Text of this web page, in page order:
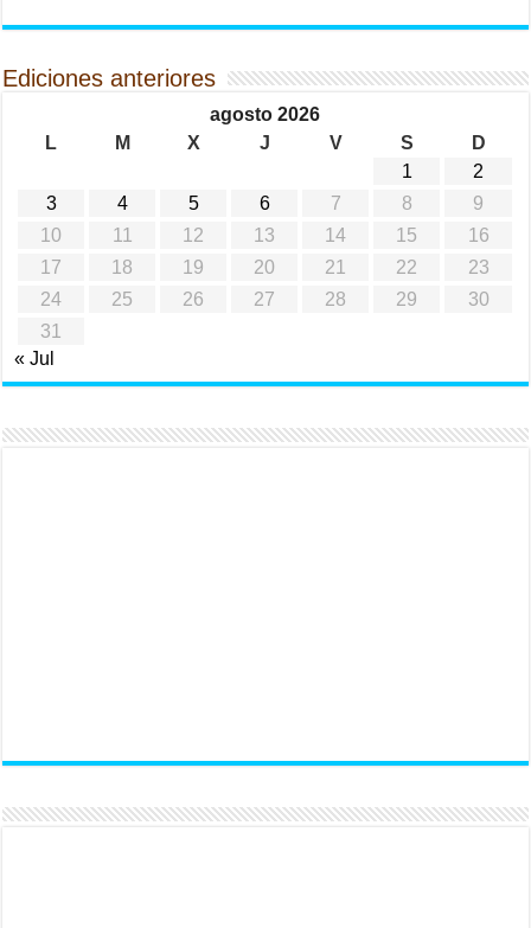
Ediciones anteriores
agosto 2026
L
M X J V S
D
1
2
3
4 5 6 7 8
9
10
11 12 13 14 15
16
17
18 19 20 21 22
23
24
25 26 27 28 29
30
31
« Jul